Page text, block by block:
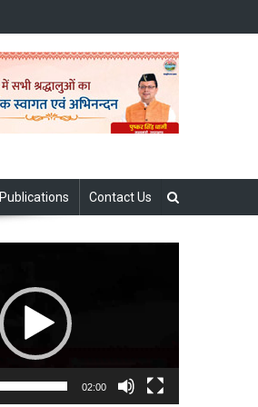
Publications Contact Us
02:00